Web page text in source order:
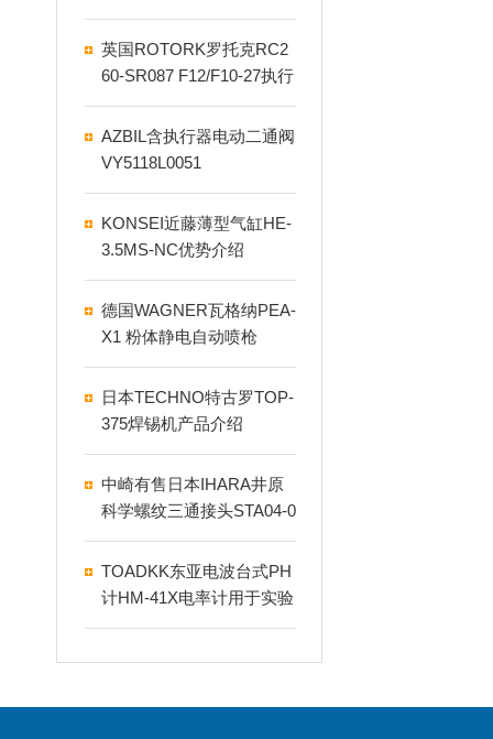
英国ROTORK罗托克RC2
60-SR087 F12/F10-27执行
器介绍
AZBIL含执行器电动二通阀
VY5118L0051
KONSEI近藤薄型气缸HE-
3.5MS-NC优势介绍
德国WAGNER瓦格纳PEA-
X1 粉体静电自动喷枪
日本TECHNO特古罗TOP-
375焊锡机产品介绍
中崎有售日本IHARA井原
科学螺纹三通接头STA04-0
00F
TOADKK东亚电波台式PH
计HM-41X电率计用于实验
室